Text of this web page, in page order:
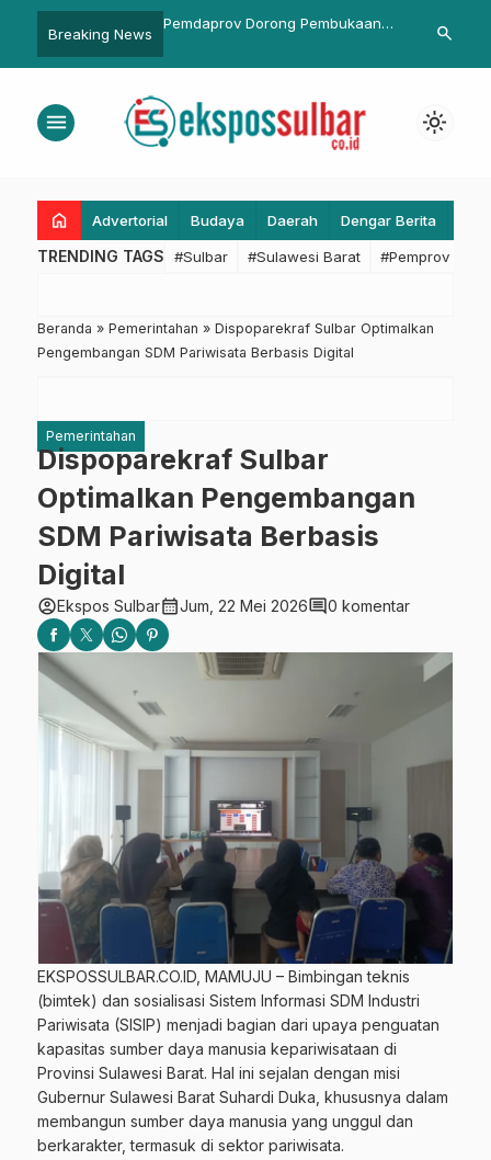
Breaking News
KM 149 dan GT KM
Polda Sulbar, TNI, Satpol PP dan
Ciptakan Kondisi Aman
Fungsional
search
menu light_mode
home Advertorial Budaya Daerah Dengar Berita
TRENDING TAGS #Sulbar #Sulawesi Barat #Pemprov
Beranda » Pemerintahan » Dispoparekraf Sulbar Optimalkan
Pengembangan SDM Pariwisata Berbasis Digital
Pemerintahan
Dispoparekraf Sulbar
Optimalkan Pengembangan
SDM Pariwisata Berbasis
Digital
account_circleEkspos Sulbarcalendar_monthJum, 22 Mei 2026comment0 komentar
EKSPOSSULBAR.CO.ID, MAMUJU – Bimbingan teknis
(bimtek) dan sosialisasi Sistem Informasi SDM Industri
Pariwisata (SISIP) menjadi bagian dari upaya penguatan
kapasitas sumber daya manusia kepariwisataan di
Provinsi Sulawesi Barat. Hal ini sejalan dengan misi
Gubernur Sulawesi Barat Suhardi Duka, khususnya dalam
membangun sumber daya manusia yang unggul dan
berkarakter, termasuk di sektor pariwisata.